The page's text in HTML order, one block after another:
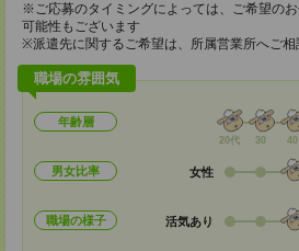
※ご応募のタイミングによっては、ご希望の
可能性もございます
※派遣先に関するご希望は、所属営業所へご相
職場の雰囲気
年齢層
20代 30 40
男女比率 女性
職場の様子 活気あり